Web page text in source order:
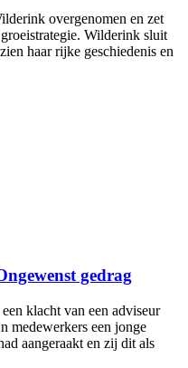
overgenomen en zet
Wilderink sluit
haar rijke geschiedenis en
gedrag
klacht van een adviseur
medewerkers een jonge
aangeraakt en zij dit als